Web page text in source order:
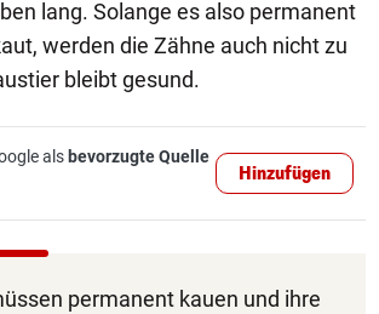
lang. Solange es also permanent
werden die Zähne auch nicht zu
bleibt gesund.
als bevorzugte Quelle
Hinzufügen
permanent kauen und ihre